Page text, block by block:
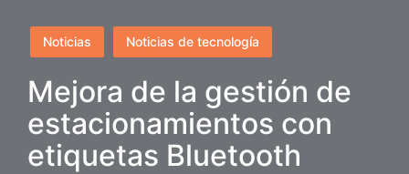
Publicado
en
Noticias Noticias de tecnología
Mejora de la gestión de
estacionamientos con
etiquetas Bluetooth